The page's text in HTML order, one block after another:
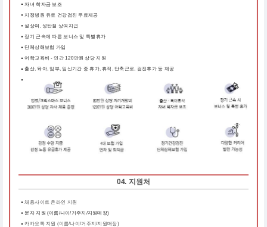
자녀 학자금 보조
지정병원 유료 건강검진 무료제공
설상여, 성탄절 상여지급
장기 근속에 따른 보너스 및 특별휴가
단체상해보험 가입
어학교육비 - 연간 120만원 상당 지원
출산, 육아, 임부, 임신기간 중 휴가, 휴직, 단축근로, 검진휴가 등 제공
04. 지원처
채용사이트 온라인 지원
문자 지원 (이름/나이/거주지/지원매장)
카카오톡 지원 (이름/나이/거주지/지원매장)